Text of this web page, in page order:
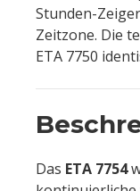
Stunden-
Zeitzone. Die
ETA 7750
Das ETA 7754